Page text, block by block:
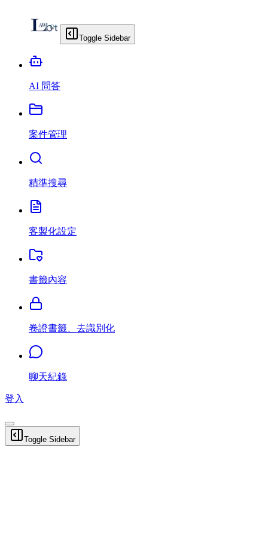
Toggle Sidebar
AI 問答
案件管理
精準搜尋
客製化設定
書籤內容
卷證書籤、去識別化
聊天紀錄
登入
Toggle Sidebar